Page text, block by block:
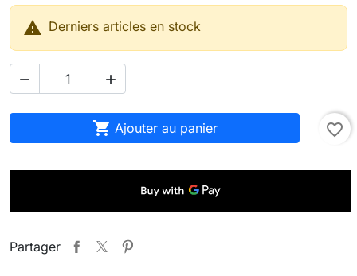
 Derniers articles en stock
 
 Ajouter au panier favorite_border
Partager